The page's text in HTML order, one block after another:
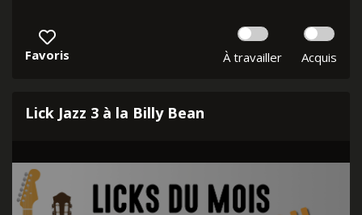
Favoris À travailler Acquis
Lick Jazz 3 à la Billy Bean